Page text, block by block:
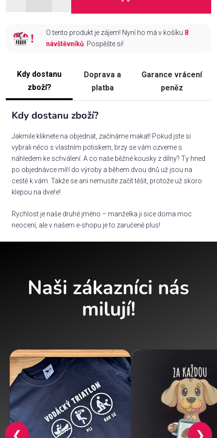
O tento produkt je zájem! Nyní ho má v košíku 8
návštěvníků. Pospěšte si!
Kdy dostanu
zboží?
Doprava a
platba
Garance vrácení
peněz
Kdy dostanu zboží?
Jakmile kliknete na objednat, začínáme makat! Pokud jste si
vybrali něco s vlastním potiskem, brzy se vám ozveme s
náhledem ke schválení. A co naše běžné kousky z dílny? Ty hned
po objednávce míří do výroby a během dvou dnů už jsou na
cestě k vám. Takže se ani nemusíte začít těšit, protože už skoro
klepou na dveře!
Rychlost je naše druhé jméno – manželka ji sice doma moc
neocení, ale v našem e-shopu je to zaručeně plus!
Naši zákazníci nás
milují!
❮ ❯